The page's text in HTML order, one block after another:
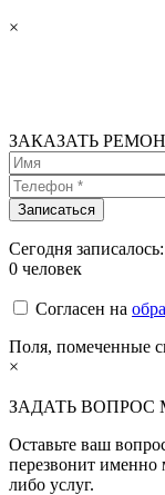
×
ЗАКАЗАТЬ
Сегодня записалось:
0 человек
Согласен на
Поля, помеченные
×
ЗАДАТЬ ВОПРОС
Оставьте ваш
перезвонит именно
либо услуг.